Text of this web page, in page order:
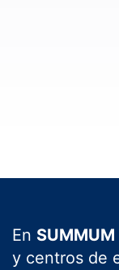
En SUMMUM
y centros de